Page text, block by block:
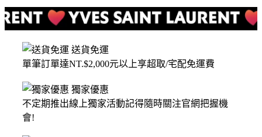
送貨免運
單筆訂單達NT.$2,000元以上享超取/宅配免運費
獨家優惠
不定期推出線上獨家活動記得隨時關注官網把握機
會!